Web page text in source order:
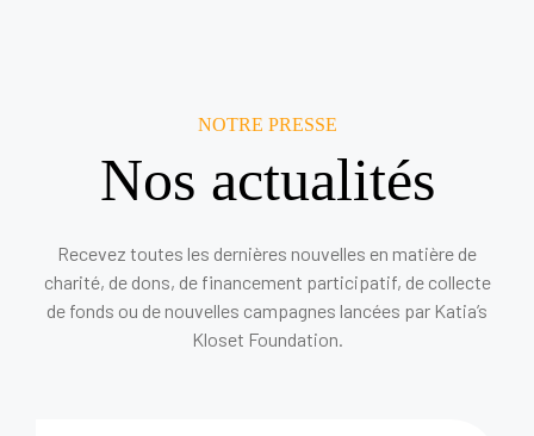
NOTRE PRESSE
Nos actualités
Recevez toutes les dernières nouvelles en matière de
charité, de dons, de financement participatif, de collecte
de fonds ou de nouvelles campagnes lancées par Katia’s
Kloset Foundation.